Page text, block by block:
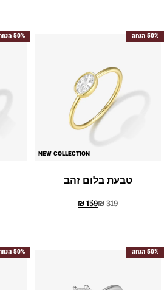
50% הנחה
NEW COLLECTION
טבעת בלום זהב
₪319
₪159
50% הנחה
50% הנחה 50% הנחה